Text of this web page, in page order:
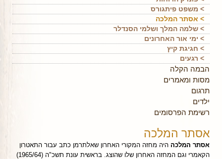
> משפט פיתגורס
> אסתר המלכה
> שלמה המלך ושלמי הסנדלר
> ימי אור האחרונים
> חגיגת קיץ
> רגעים
הבמה הקלה
מסות ומאמרים
תרגום
ילדים
רשימת הפרסומים
אסתר המלכה
אסתר המלכה היה מחזה המקורי האחרון שאלתרמן כתב עבור התאטרון
הקאמרי וגם המחזה האחרון שלו שהוצג. בראשית עונת תשכ"ה (1965/64)